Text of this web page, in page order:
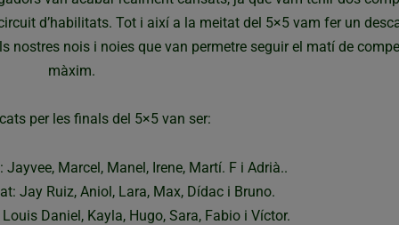
d’habilitats. Tot i així a la meitat del 5×5 vam fer un
nostres nois i noies que van permetre seguir el matí de
màxim.
per les finals del 5×5 van ser:
Marcel, Manel, Irene, Martí. F i Adrià..
Jay Ruiz, Aniol, Lara, Max, Dídac i Bruno.
Daniel, Kayla, Hugo, Sara, Fabio i Víctor.